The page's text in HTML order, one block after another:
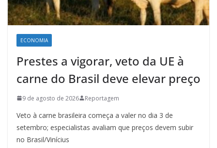
ECONOMIA
Prestes a vigorar, veto da UE à
carne do Brasil deve elevar preço
9 de agosto de 2026 Reportagem
Veto à carne brasileira começa a valer no dia 3 de
setembro; especialistas avaliam que preços devem subir
no Brasil/Vinícius